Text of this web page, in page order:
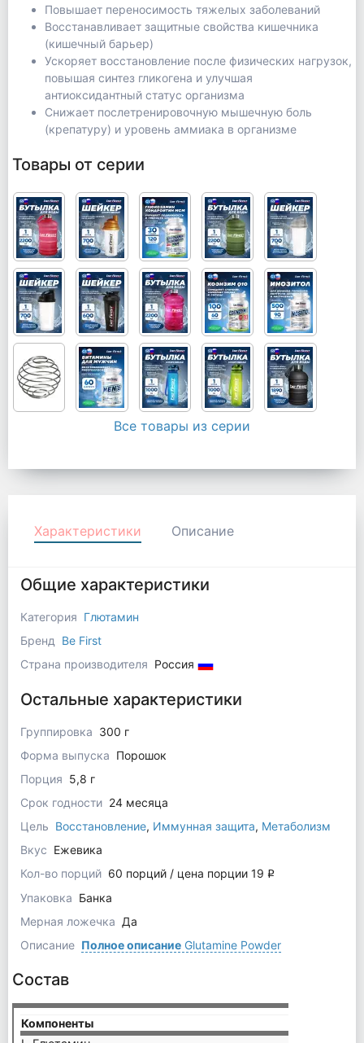
Повышает переносимость тяжелых заболеваний
Восстанавливает защитные свойства кишечника
(кишечный барьер)
Ускоряет восстановление после физических нагрузок,
повышая синтез гликогена и улучшая
антиоксидантный статус организма
Снижает послетренировочную мышечную боль
(крепатуру) и уровень аммиака в организме
Товары от серии
Все товары из серии
Характеристики Описание
Общие характеристики
Категория Глютамин
Бренд
Be First
Страна производителя Россия
Остальные характеристики
Группировка 300 г
Форма выпуска Порошок
Порция 5,8 г
Срок годности 24 месяца
Цель Восстановление, Иммунная защита, Метаболизм
Вкус Ежевика
Кол-во порций 60 порций / цена порции 19 q
Упаковка Банка
Мерная ложечка Да
Описание Полное описаниеGlutamine Powder
Состав
Компоненты